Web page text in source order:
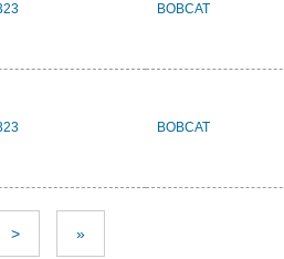
BOBCAT
BOBCAT
> »